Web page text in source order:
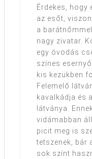
Érdekes, hogy
az esőt,
a
nagy zivatar.
egy óvodás
színes
kis kezükben
Felemelő
kavalkádja és
látványa.
vidámabban
picit meg is
tetszenek, bár
sok színt